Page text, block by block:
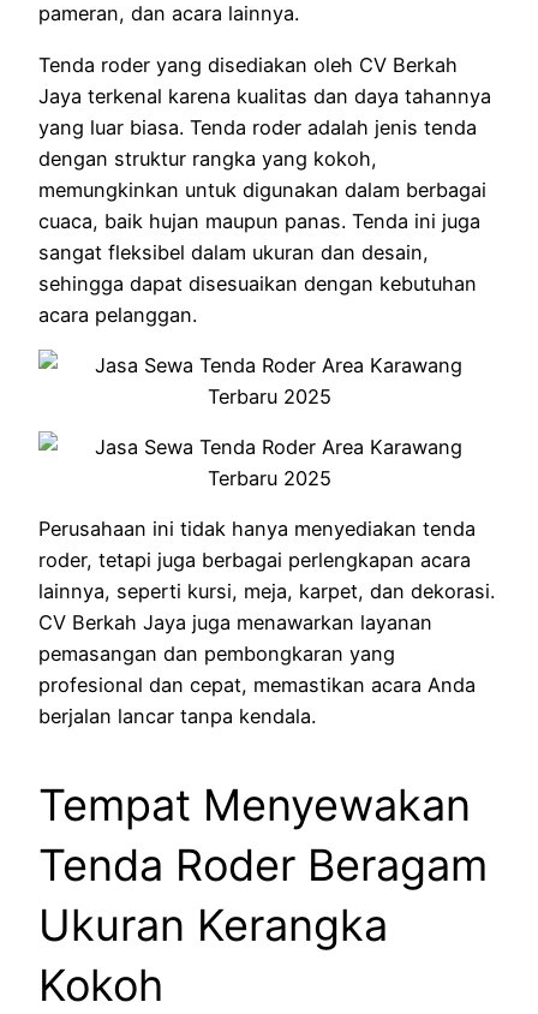
pameran, dan acara lainnya.
Tenda roder yang disediakan oleh CV Berkah
Jaya terkenal karena kualitas dan daya tahannya
yang luar biasa. Tenda roder adalah jenis tenda
dengan struktur rangka yang kokoh,
memungkinkan untuk digunakan dalam berbagai
cuaca, baik hujan maupun panas. Tenda ini juga
sangat fleksibel dalam ukuran dan desain,
sehingga dapat disesuaikan dengan kebutuhan
acara pelanggan.
Perusahaan ini tidak hanya menyediakan tenda
roder, tetapi juga berbagai perlengkapan acara
lainnya, seperti kursi, meja, karpet, dan dekorasi.
CV Berkah Jaya juga menawarkan layanan
pemasangan dan pembongkaran yang
profesional dan cepat, memastikan acara Anda
berjalan lancar tanpa kendala.
Tempat Menyewakan
Tenda Roder Beragam
Ukuran Kerangka
Kokoh